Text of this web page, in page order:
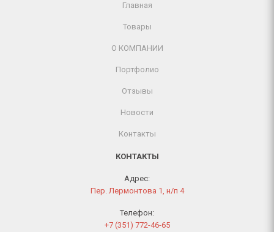
Главная
Товары
О КОМПАНИИ
Портфолио
Отзывы
Новости
Контакты
КОНТАКТЫ
Адрес:
Пер. Лермонтова 1, н/п 4
Телефон:
+7 (351) 772-46-65